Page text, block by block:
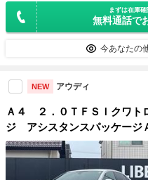
まずは在庫
無料通話で
今あなたの
NEW アウディ
Ａ４ ２．０ＴＦＳＩクワ
ジ アシスタンスパッケージ
トレーンアシストアダプティ
グＴＶ全方位カメラパーキン
トリクスＬＥＤハーフレザー